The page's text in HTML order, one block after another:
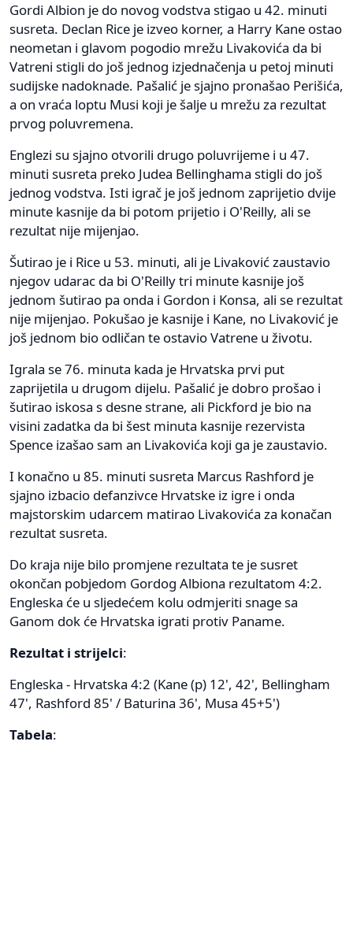
Gordi Albion je do novog vodstva stigao u 42. minuti
susreta. Declan Rice je izveo korner, a Harry Kane ostao
neometan i glavom pogodio mrežu Livakovića da bi
Vatreni stigli do još jednog izjednačenja u petoj minuti
sudijske nadoknade. Pašalić je sjajno pronašao Perišića,
a on vraća loptu Musi koji je šalje u mrežu za rezultat
prvog poluvremena.
Englezi su sjajno otvorili drugo poluvrijeme i u 47.
minuti susreta preko Judea Bellinghama stigli do još
jednog vodstva. Isti igrač je još jednom zaprijetio dvije
minute kasnije da bi potom prijetio i O'Reilly, ali se
rezultat nije mijenjao.
Šutirao je i Rice u 53. minuti, ali je Livaković zaustavio
njegov udarac da bi O'Reilly tri minute kasnije još
jednom šutirao pa onda i Gordon i Konsa, ali se rezultat
nije mijenjao. Pokušao je kasnije i Kane, no Livaković je
još jednom bio odličan te ostavio Vatrene u životu.
Igrala se 76. minuta kada je Hrvatska prvi put
zaprijetila u drugom dijelu. Pašalić je dobro prošao i
šutirao iskosa s desne strane, ali Pickford je bio na
visini zadatka da bi šest minuta kasnije rezervista
Spence izašao sam an Livakovića koji ga je zaustavio.
I konačno u 85. minuti susreta Marcus Rashford je
sjajno izbacio defanzivce Hrvatske iz igre i onda
majstorskim udarcem matirao Livakovića za konačan
rezultat susreta.
Do kraja nije bilo promjene rezultata te je susret
okončan pobjedom Gordog Albiona rezultatom 4:2.
Engleska će u sljedećem kolu odmjeriti snage sa
Ganom dok će Hrvatska igrati protiv Paname.
Rezultat i strijelci:
Engleska - Hrvatska 4:2 (Kane (p) 12', 42', Bellingham
47', Rashford 85' / Baturina 36', Musa 45+5')
Tabela: